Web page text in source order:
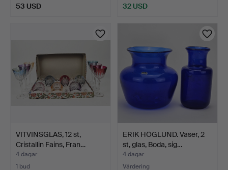
53 USD 32 USD
VITVINSGLAS, 12 st,
Cristallin Fains, Fran…
4 dagar
1 bud
ERIK HÖGLUND. Vaser, 2
st, glas, Boda, sig…
4 dagar
Värdering